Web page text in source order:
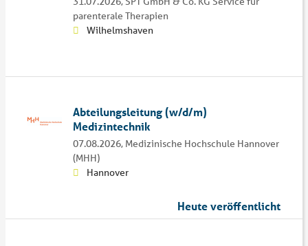
parenterale Therapien
Wilhelmshaven
Abteilungsleitung (w/d/m)
Medizintechnik
07.08.2026, Medizinische Hochschule Hannover
(MHH)
Hannover
Heute veröffentlicht